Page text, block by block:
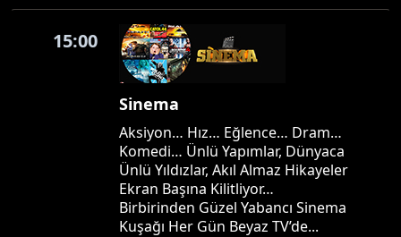
15:00
Sinema
Aksiyon… Hız… Eğlence… Dram…
Komedi… Ünlü Yapımlar, Dünyaca
Ünlü Yıldızlar, Akıl Almaz Hikayeler
Ekran Başına Kilitliyor…
Birbirinden Güzel Yabancı Sinema
Kuşağı Her Gün Beyaz TV’de...